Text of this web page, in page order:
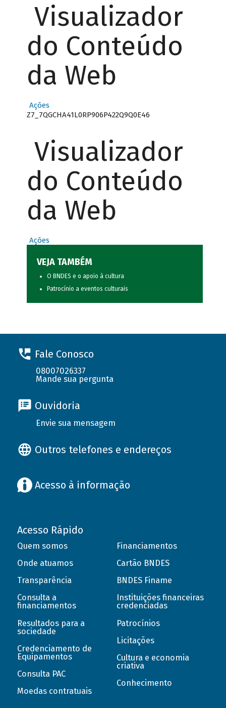
Visualizador
do Conteúdo
da Web
Ações
Z7_7QGCHA41L0RP906P422Q9Q0E46
Visualizador
do Conteúdo
da Web
Ações
VEJA TAMBÉM
O BNDES e o apoio à cultura
Patrocínio a eventos culturais
Fale Conosco
08007026337
Mande sua pergunta
Ouvidoria
Envie sua mensagem
Outros telefones e endereços
Acesso à informação
Acesso Rápido
Quem somos
Onde atuamos
Transparência
Consulta a
financiamentos
Resultados para a
sociedade
Credenciamento de
Equipamentos
Consulta PAC
Moedas contratuais
Financiamentos
Cartão BNDES
BNDES Finame
Instituições financeiras
credenciadas
Patrocínios
Licitações
Cultura e economia
criativa
Conhecimento